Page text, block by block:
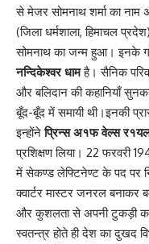
से मेजर सोमनाथ शर्मा का नाम
(जिला धर्मशाला, हिमाचल
सोमनाथ का जन्म हुआ। इनके
नन्दिकेश्वर धामहै। सैनिक
और बलिदान की कहानियाँ
बूँद-बूँद में समायी थी।इनकी
इन्होंनेप्रिन्स अ१फ वेल्स
प्रशिक्षण लिया। 22 फरवरी
में सेकण्ड लेफ्टिनेण्ट के पद पर
क्वार्टर मास्टर जनरल बनाकर
और कुशलता से अपनी टुकड़ी
स्वतन्त्र होते ही देश का दुखद